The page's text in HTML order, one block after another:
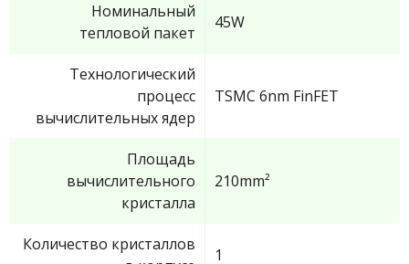
Номинальный
тепловой пакет
45W
Технологический
процесс
вычислительных ядер
TSMC 6nm FinFET
Площадь
вычислительного
кристалла
210mm²
Количество кристаллов
1